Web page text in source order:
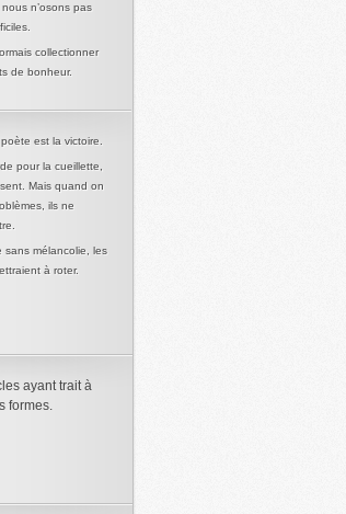
n’osons pas
collectionner
de bonheur.
est la victoire.
pour la cueillette,
Mais quand on
ils ne
sans mélancolie, les
à roter.
ayant trait à
formes.